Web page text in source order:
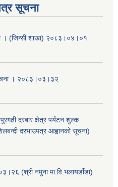
सूचना
। (जिन्सी शाखा) २०८३।०४।०१
। २०८३।०३।३२
दरबार क्षेत्र पर्यटन शुल्क
दरभाउपत्र आह्वानको सूचना)
(श्री नमुना मा.वि.भलायडाँडा)